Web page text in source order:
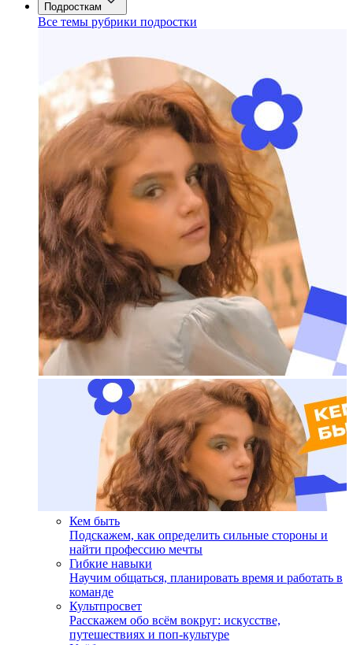
Подросткам
Все темы рубрики подростки
Кем быть
Подскажем, как определить сильные стороны и
найти профессию мечты
Гибкие навыки
Научим общаться, планировать время и работать в
команде
Культпросвет
Расскажем обо всём вокруг: искусстве,
путешествиях и поп-культуре